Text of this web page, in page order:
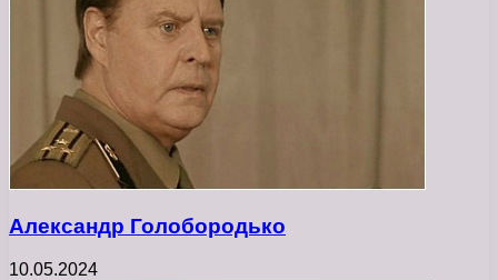
Александр Голобородько
10.05.2024